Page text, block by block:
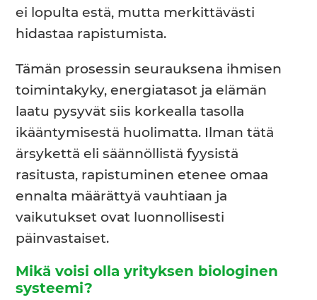
ei lopulta estä, mutta merkittävästi
hidastaa rapistumista.
Tämän prosessin seurauksena ihmisen
toimintakyky, energiatasot ja elämän
laatu pysyvät siis korkealla tasolla
ikääntymisestä huolimatta. Ilman tätä
ärsykettä eli säännöllistä fyysistä
rasitusta, rapistuminen etenee omaa
ennalta määrättyä vauhtiaan ja
vaikutukset ovat luonnollisesti
päinvastaiset.
Mikä voisi olla yrityksen biologinen
systeemi?